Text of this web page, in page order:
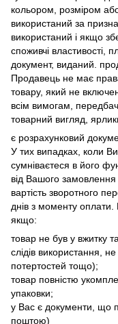
кольором, розміром
використаний за
використаний і якщо
споживчі властивості,
документ, виданий.
Продавець не має
товару, який не
всім вимогам,
товарний вигляд,
є розрахунковий
У тих випадках, коли
сумніваєтеся в його
від Вашого
вартість зворотного
днів з моменту оплати.
якщо:
товар не був у вжитку
слідів використання,
потертостей тощо);
товар повністю
упаковки;
у Вас є документи, що
поштою)